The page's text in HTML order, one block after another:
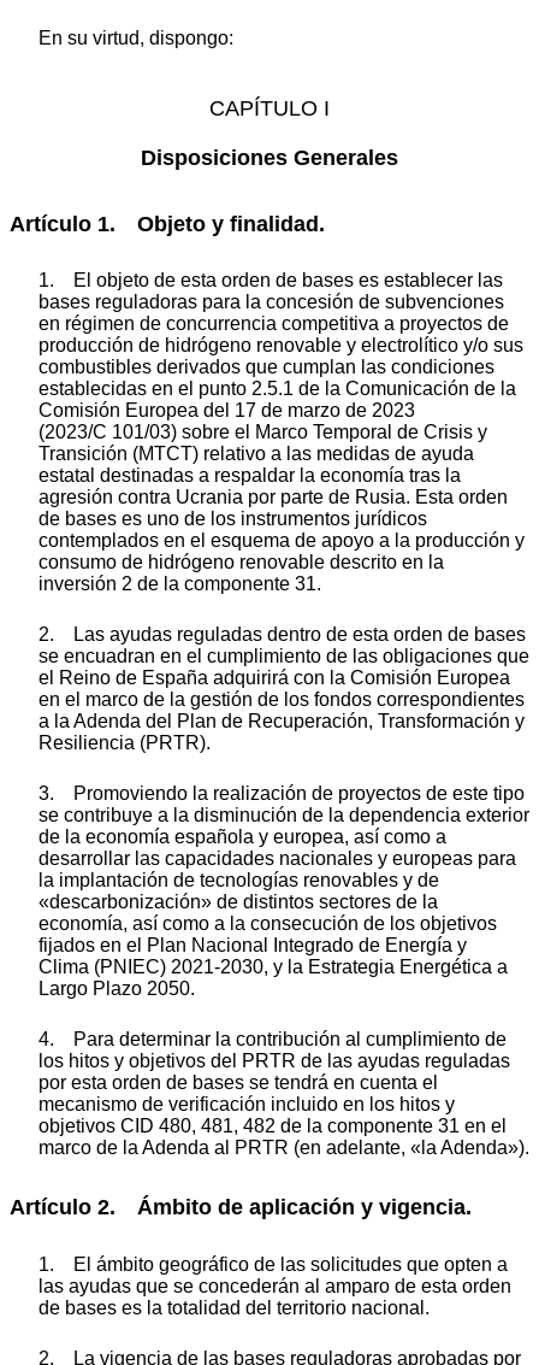
En su virtud, dispongo:
CAPÍTULO I
Disposiciones Generales
Artículo 1. Objeto y finalidad.
1. El objeto de esta orden de bases es establecer las
bases reguladoras para la concesión de subvenciones
en régimen de concurrencia competitiva a proyectos de
producción de hidrógeno renovable y electrolítico y/o sus
combustibles derivados que cumplan las condiciones
establecidas en el punto 2.5.1 de la Comunicación de la
Comisión Europea del 17 de marzo de 2023
(2023/C 101/03) sobre el Marco Temporal de Crisis y
Transición (MTCT) relativo a las medidas de ayuda
estatal destinadas a respaldar la economía tras la
agresión contra Ucrania por parte de Rusia. Esta orden
de bases es uno de los instrumentos jurídicos
contemplados en el esquema de apoyo a la producción y
consumo de hidrógeno renovable descrito en la
inversión 2 de la componente 31.
2. Las ayudas reguladas dentro de esta orden de bases
se encuadran en el cumplimiento de las obligaciones que
el Reino de España adquirirá con la Comisión Europea
en el marco de la gestión de los fondos correspondientes
a la Adenda del Plan de Recuperación, Transformación y
Resiliencia (PRTR).
3. Promoviendo la realización de proyectos de este tipo
se contribuye a la disminución de la dependencia exterior
de la economía española y europea, así como a
desarrollar las capacidades nacionales y europeas para
la implantación de tecnologías renovables y de
«descarbonización» de distintos sectores de la
economía, así como a la consecución de los objetivos
fijados en el Plan Nacional Integrado de Energía y
Clima (PNIEC) 2021-2030, y la Estrategia Energética a
Largo Plazo 2050.
4. Para determinar la contribución al cumplimiento de
los hitos y objetivos del PRTR de las ayudas reguladas
por esta orden de bases se tendrá en cuenta el
mecanismo de verificación incluido en los hitos y
objetivos CID 480, 481, 482 de la componente 31 en el
marco de la Adenda al PRTR (en adelante, «la Adenda»).
Artículo 2. Ámbito de aplicación y vigencia.
1. El ámbito geográfico de las solicitudes que opten a
las ayudas que se concederán al amparo de esta orden
de bases es la totalidad del territorio nacional.
2. La vigencia de las bases reguladoras aprobadas por